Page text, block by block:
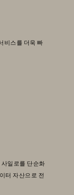
비스를 더욱 빠
일로를 단순화
터 자산으로 전